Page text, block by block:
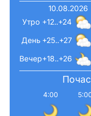
10.08.2026
+12..+24
+25..+27
+18..+26
Вечер
День
Утро
4:00